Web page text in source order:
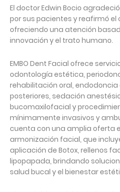
El doctor Edwin Bocio
por sus pacientes y reafirmó
ofreciendo una atención
innovación y el trato humano.
EMBO Dent Facial ofrece
odontología estética,
rehabilitación oral,
posteriores, sedación
bucomaxilofacial y
mínimamente invasivos y
cuenta con una amplia oferta
armonización facial, que
aplicación de Botox, rellenos
lipopapada, brindando
salud bucal y el bienestar